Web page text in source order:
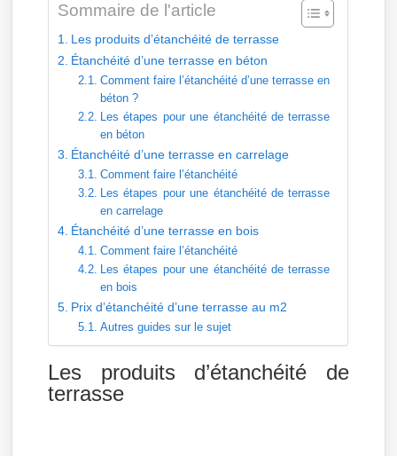
Sommaire de l'article
Les produits d’étanchéité de terrasse
Étanchéité d’une terrasse en béton
Comment faire l’étanchéité d’une terrasse en
béton ?
Les étapes pour une étanchéité de terrasse
en béton
Étanchéité d’une terrasse en carrelage
Comment faire l’étanchéité
Les étapes pour une étanchéité de terrasse
en carrelage
Étanchéité d’une terrasse en bois
Comment faire l’étanchéité
Les étapes pour une étanchéité de terrasse
en bois
Prix d’étanchéité d’une terrasse au m2
Autres guides sur le sujet
Les produits d’étanchéité de
terrasse